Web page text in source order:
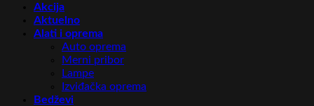
Akcija
Aktuelno
Alati i oprema
Auto oprema
Merni pribor
Lampe
Izviđačka oprema
Bedževi